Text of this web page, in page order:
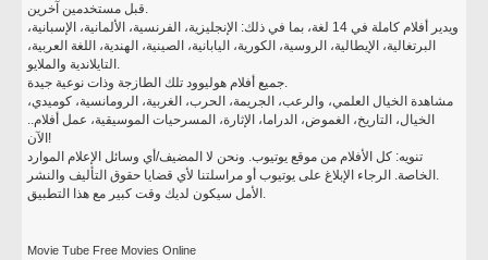
قبل مستخدمين آخرين.
ويدير أفلام كاملة في 14 لغة، بما في ذلك: الإنجليزية، الفرنسية، الألمانية، الإسبانية،
البرتغالية، الإيطالية، الروسية، الكورية، اليابانية، الصينية، الهندية، اللغة العربية،
التايلاندية والملايو.
جميع أفلام هوليوود تلك الطازجة وذات نوعية جيدة.
مشاهدة الخيال العلمي، والرعب، الجريمة، الحرب، الغربية، الرومانسية، كوميدي،
الخيال، التاريخ، الغموض، الدراما، الإثارة، المسرحيات الموسيقية، عمل أفلام..
الآن!
تنويه: كل الأفلام من موقع يوتيوب. ونحن لا المضيف/أي وسائل الإعلام الموارد
الخاصة. الرجاء الإبلاغ على يوتيوب أو مراسلتنا لأي قضايا حقوق التأليف والنشر.
الأمل سيكون لديك وقت كبير مع هذا التطبيق.
Movie Tube Free Movies Online